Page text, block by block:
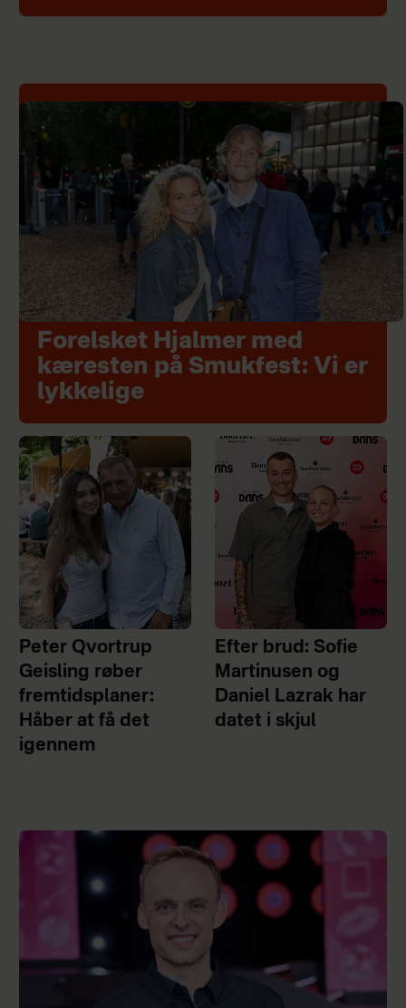
Forelsket Hjalmer med
kæresten på Smukfest: Vi er
lykkelige
Peter Qvortrup
Geisling røber
fremtidsplaner:
Håber at få det
igennem
Efter brud: Sofie
Martinusen og
Daniel Lazrak har
datet i skjul